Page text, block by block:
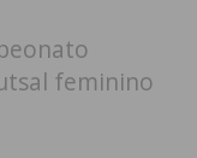
feminino